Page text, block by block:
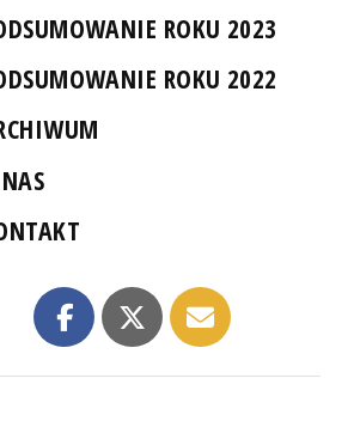
ROKU 2023
ROKU 2022